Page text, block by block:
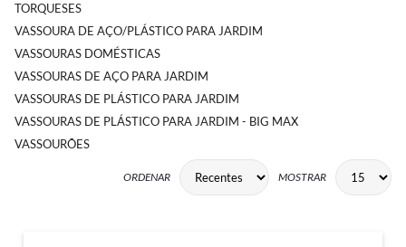
TORQUESES
VASSOURA DE AÇO/PLÁSTICO PARA JARDIM
VASSOURAS DOMÉSTICAS
VASSOURAS DE AÇO PARA JARDIM
VASSOURAS DE PLÁSTICO PARA JARDIM
VASSOURAS DE PLÁSTICO PARA JARDIM - BIG MAX
VASSOURÕES
ORDENAR MOSTRAR